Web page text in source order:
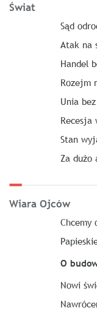
Świat
Sąd
Atak na
Handel
Rozejm
Unia
Recesja
Stan
Za dużo
Wiara Ojców
Chcemy
O
Nowi